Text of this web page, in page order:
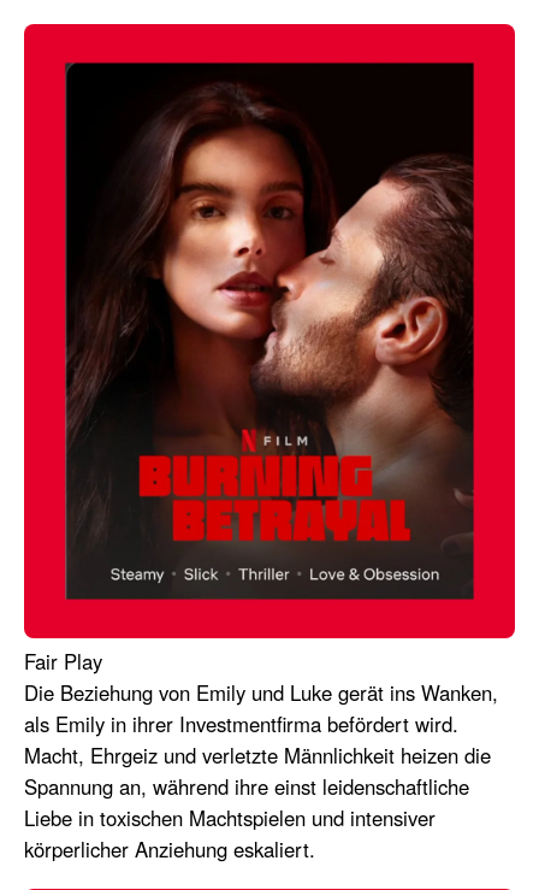
Fair Play
Die Beziehung von Emily und Luke gerät ins Wanken,
als Emily in ihrer Investmentfirma befördert wird.
Macht, Ehrgeiz und verletzte Männlichkeit heizen die
Spannung an, während ihre einst leidenschaftliche
Liebe in toxischen Machtspielen und intensiver
körperlicher Anziehung eskaliert.